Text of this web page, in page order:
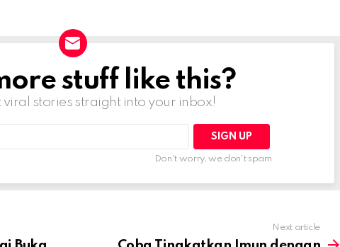
stuff like this?
viral stories straight into your inbox!
Don't worry, we don't spam
Next article